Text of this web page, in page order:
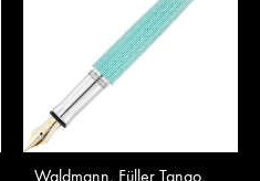
Waldmann, Füller Tango,